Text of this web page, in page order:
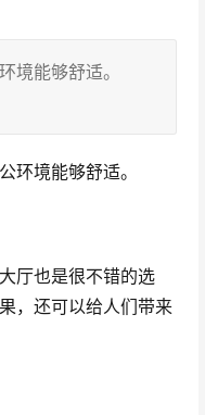
环境能够舒适。
境能够舒适。
厅也是很不错的选
，还可以给人们带来